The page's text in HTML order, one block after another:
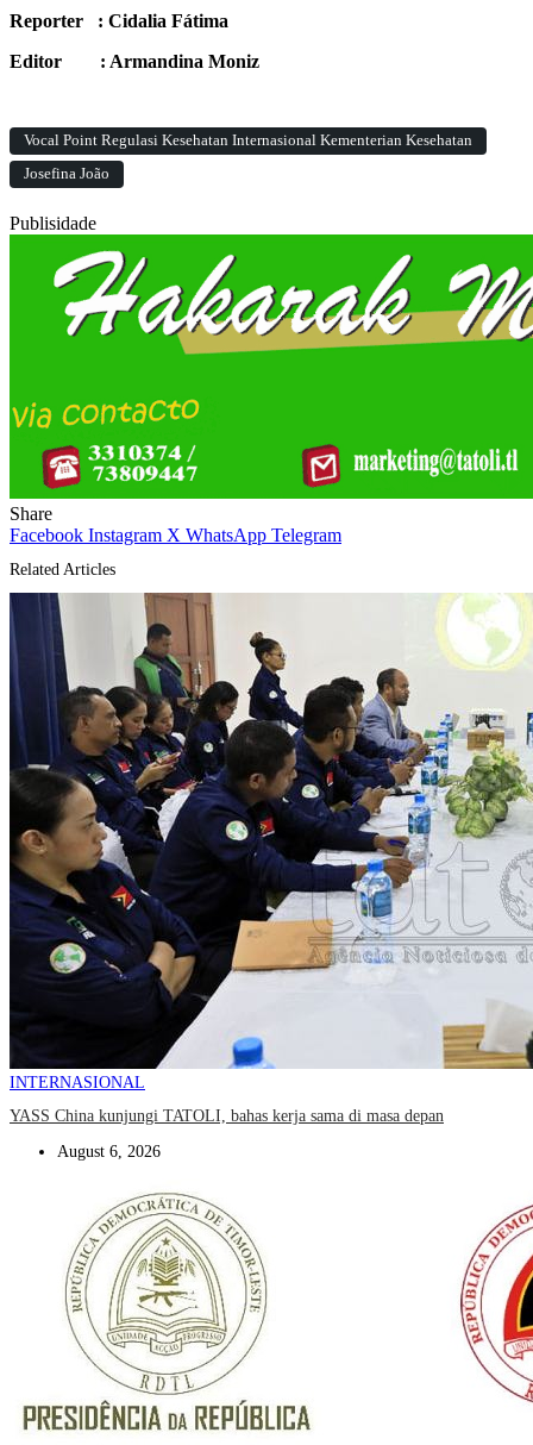
Reporter : Cidalia Fátima
Editor : Armandina Moniz
Vocal Point Regulasi Kesehatan Internasional Kementerian Kesehatan
Josefina João
Publisidade
Share
Facebook Instagram X WhatsApp Telegram
Related Articles
INTERNASIONAL
YASS China kunjungi TATOLI, bahas kerja sama di masa depan
August 6, 2026